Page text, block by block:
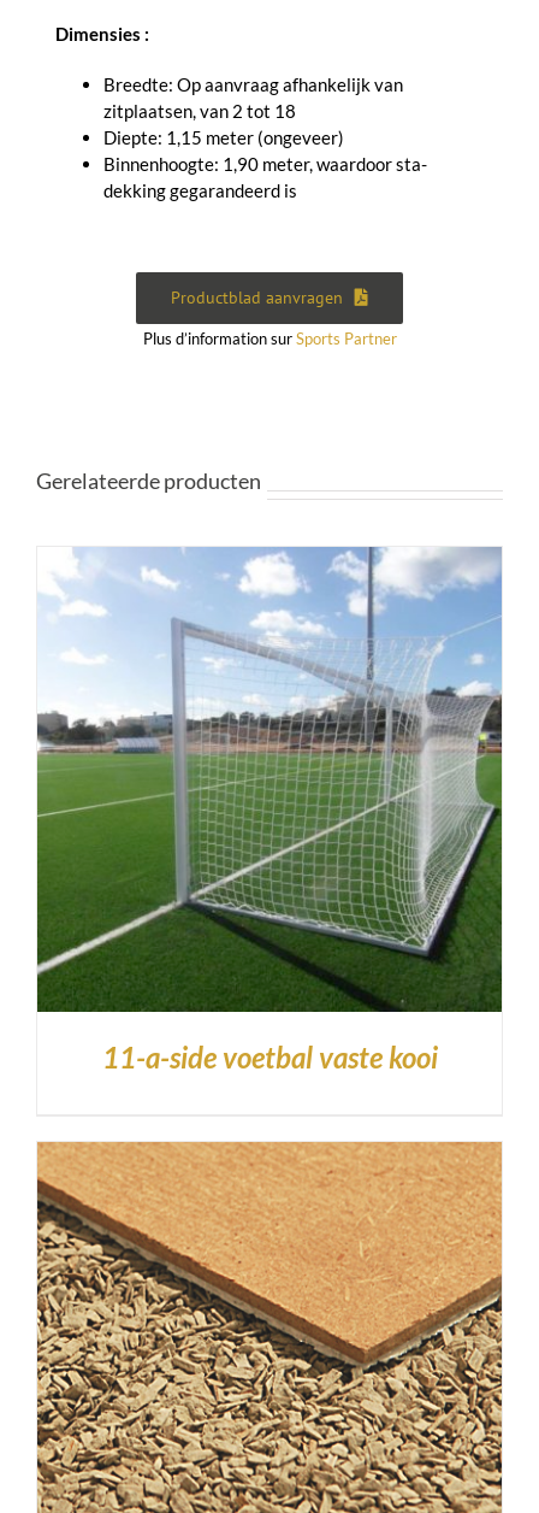
Dimensies :
Breedte: Op aanvraag afhankelijk van
zitplaatsen, van 2 tot 18
Diepte: 1,15 meter (ongeveer)
Binnenhoogte: 1,90 meter, waardoor sta-
dekking gegarandeerd is
Productblad aanvragen
Plus d’information surSports Partner
Gerelateerde producten
11-a-side voetbal vaste kooi